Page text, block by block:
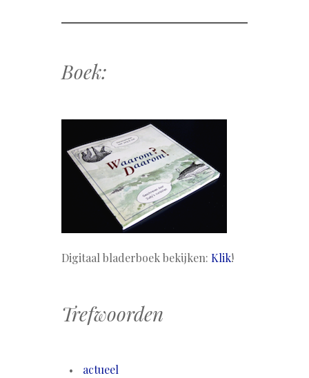
Boek:
Digitaal bladerboek bekijken: Klik!
Trefwoorden
actueel